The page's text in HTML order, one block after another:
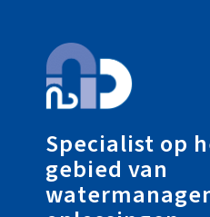
Specialist op
gebied van